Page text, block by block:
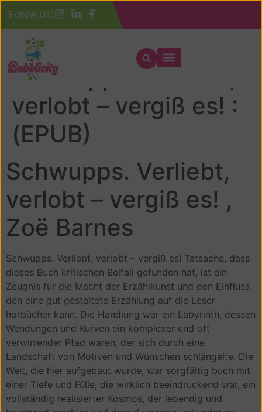
Follow Us:
Schwupps. Verliebt,
verlobt – vergiß es! :
(EPUB)
Schwupps. Verliebt,
verlobt – vergiß es! ,
Zoë Barnes
Schwupps. Verliebt, verlobt – vergiß es! Tatsache, dass
dieses Buch kritischen Beifall gefunden hat, ist ein
Zeugnis für die Macht der Erzählkunst und den Einfluss,
den eine gut gestaltete Erzählung auf die Leser
hörbücher kann. Die Handlung war ein Labyrinth, dessen
Wendungen und Kurven ein komplexer und oft
verwirrender Pfad waren, der sich durch eine
Landschaft von Motiven und Wünschen schlängelte. Die
Welt, die hier aufgebaut wurde, war sorgfältig buch mit
einer Tiefe und Fülle, die wirklich beeindruckend war, ein
vollständig realisierter Kosmos, der lebendig und